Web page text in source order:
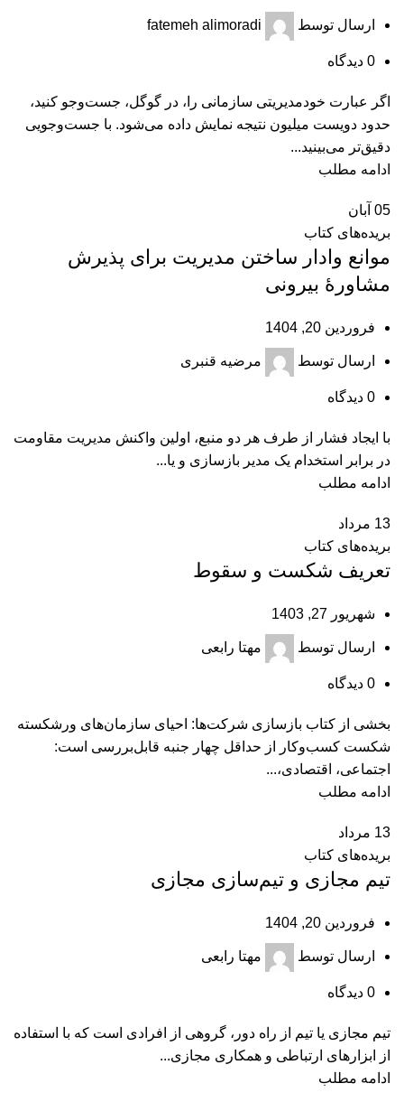
ارسال توسط fatemeh alimoradi
0 دیدگاه
اگر عبارت خودمدیریتی سازمانی را، در گوگل، جست‌وجو کنید،
حدود دویست میلیون نتیجه نمایش داده می‌شود. با جست‌‌وجویی
دقیق‌تر می‌بینید...
ادامه مطلب
05 آبان
بریده‌های کتاب
موانع وادار ساختن مدیریت برای پذیرش
مشاورۀ بیرونی
فروردین 20, 1404
ارسال توسط مرضیه قنبری
0 دیدگاه
با ایجاد فشار از طرف هر دو منبع، اولین واکنش مدیریت مقاومت
در برابر استخدام یک مدیر بازسازی و یا...
ادامه مطلب
13 مرداد
بریده‌های کتاب
تعریف شکست و سقوط
شهریور 27, 1403
ارسال توسط مهتا رابعی
0 دیدگاه
بخشی از کتاب بازسازی شرکت‌ها: احیای سازمان‌های ورشکسته
شکست کسب‌وکار از حداقل چهار جنبه قابل‌بررسی است:
اجتماعی، اقتصادی،...
ادامه مطلب
13 مرداد
بریده‌های کتاب
تیم مجازی و تیم‌‌سازی مجازی
فروردین 20, 1404
ارسال توسط مهتا رابعی
0 دیدگاه
تیم مجازی یا تیم از راه دور، گروهی از افرادی است که با استفاده
از ابزارهای ارتباطی و همکاری مجازی...
ادامه مطلب